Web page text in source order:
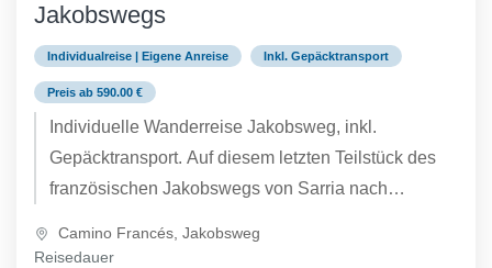
Jakobswegs
Individualreise | Eigene Anreise Inkl. Gepäcktransport
Preis ab 590.00 €
Individuelle Wanderreise Jakobsweg, inkl.
Gepäcktransport. Auf diesem letzten Teilstück des
französischen Jakobswegs von Sarria nach
ländlich geprägte Galicien...
Camino Francés, Jakobsweg
Reisedauer